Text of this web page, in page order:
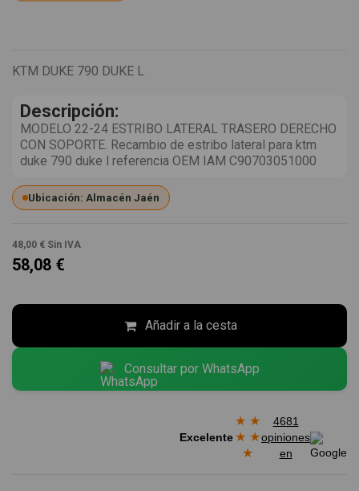
KTM DUKE 790 DUKE L
Descripción:
MODELO 22-24 ESTRIBO LATERAL TRASERO DERECHO
CON SOPORTE. Recambio de estribo lateral para ktm
duke 790 duke l referencia OEM IAM C90703051000
Ubicación: Almacén Jaén
48,00 € Sin IVA
58,08 €
Añadir a la cesta
Consultar por WhatsApp
Excelente
★ ★
★ ★
★
4681
opiniones
en